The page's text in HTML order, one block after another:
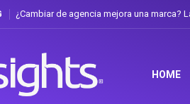
Gabriela Herrera y el arte de
HOME